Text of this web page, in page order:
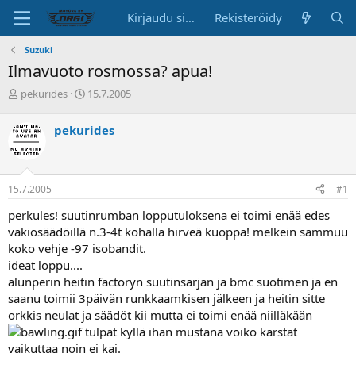
Kirjaudu sisään Rekisteröidy
Suzuki
Ilmavuoto rosmossa? apua!
K
s
k
u
t
e
u
n
a
l
o
t
t
a
j
pekurides
A
i
s
i
v
ä
15.7.2005
pekurides
15.7.2005 #1
perkules! suutinrumban lopputuloksena ei toimi enää edes
vakiosäädöillä n.3-4t kohalla hirveä kuoppa! melkein sammuu
koko vehje -97 isobandit.
ideat loppu....
alunperin heitin factoryn suutinsarjan ja bmc suotimen ja en
saanu toimii 3päivän runkkaamkisen jälkeen ja heitin sitte
orkkis neulat ja säädöt kii mutta ei toimi enää niilläkään
tulpat kyllä ihan mustana voiko karstat
vaikuttaa noin ei kai.